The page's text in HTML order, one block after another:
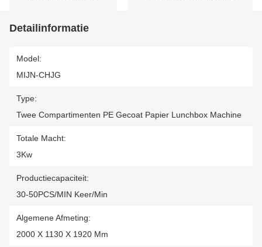
Detailinformatie
Model:
MIJN-CHJG
Type:
Twee Compartimenten PE Gecoat Papier Lunchbox Machine
Totale Macht:
3Kw
Productiecapaciteit:
30-50PCS/MIN Keer/min
Algemene Afmeting:
2000 X 1130 X 1920 Mm